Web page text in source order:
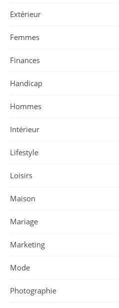
Extérieur
Femmes
Finances
Handicap
Hommes
Intérieur
Lifestyle
Loisirs
Maison
Mariage
Marketing
Mode
Photographie